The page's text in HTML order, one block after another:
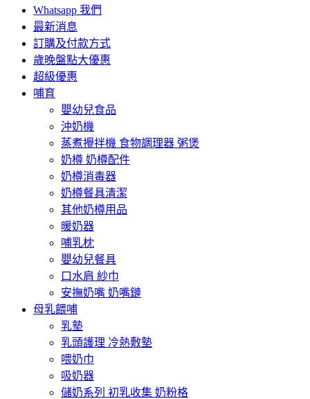
Whatsapp 我們
最新消息
訂購及付款方式
歲晚盤點大優惠
超級優惠
哺育
嬰幼兒食品
沖奶機
蒸煮攪拌機 食物調理器 粥煲
奶樽 奶樽配件
奶樽消毒器
奶樽餐具清潔
其他奶樽用品
暖奶器
哺乳枕
嬰幼兒餐具
口水肩 紗巾
安撫奶嘴 奶嘴鏈
母乳餵哺
乳墊
乳頭護理 冷熱敷墊
喂奶巾
吸奶器
儲奶系列 初乳收集 奶粉格